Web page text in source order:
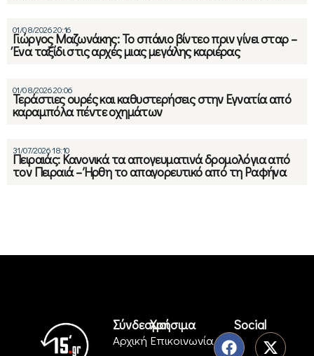
01/08/2026 20:16
Γιώργος Μαζωνάκης: Το σπάνιο βίντεο πριν γίνει σταρ –
Ένα ταξίδι στις αρχές μιας μεγάλης καριέρας
01/08/2026 20:06
Τεράστιες ουρές και καθυστερήσεις στην Εγνατία από
καραμπόλα πέντε οχημάτων
31/07/2026 18:10
Πειραιάς: Κανονικά τα απογευματινά δρομολόγια από
τον Πειραιά – Ήρθη το απαγορευτικό από τη Ραφήνα
Σύνδεσμοι
Αρχική
Χρήσιμα
Επικοινωνία
Social